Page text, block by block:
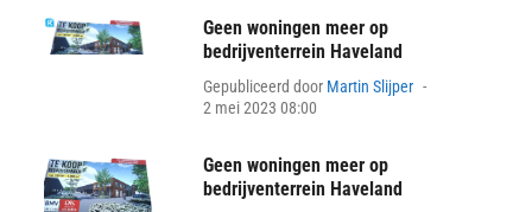
Geen woningen meer op
bedrijventerrein Haveland
Gepubliceerd door Martin Slijper
2 mei 2023 08:00
Geen woningen meer op
bedrijventerrein Haveland